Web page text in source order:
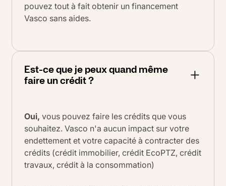
pouvez tout à fait obtenir un financement
Vasco sans aides.
Est-ce que je peux quand même
faire un crédit ?
Oui, vous pouvez faire les crédits que vous
souhaitez. Vasco n'a aucun impact sur votre
endettement et votre capacité à contracter des
crédits (crédit immobilier, crédit EcoPTZ, crédit
travaux, crédit à la consommation)